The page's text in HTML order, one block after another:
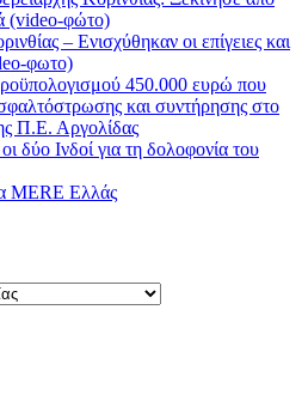
(video-φώτο)
– Ενισχύθηκαν οι επίγειες και
φωτο)
450.000 ευρώ που
και συντήρησης στο
Π.Ε. Αργολίδας
δύο Ινδοί για τη δολοφονία του
MERE Ελλάς